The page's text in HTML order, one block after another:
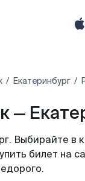
Екатеринбург
Выбирайте в
билет на